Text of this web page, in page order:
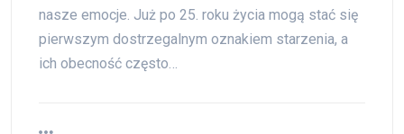
nasze emocje. Już po 25. roku życia mogą stać się
pierwszym dostrzegalnym oznakiem starzenia, a
ich obecność często…